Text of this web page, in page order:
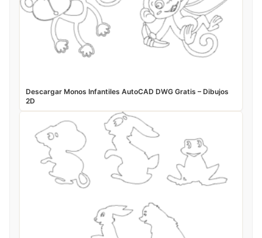
Descargar Monos Infantiles AutoCAD DWG Gratis – Dibujos
2D